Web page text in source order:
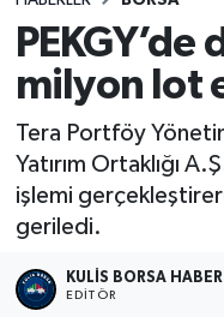
PEKGY’de
milyon lot
Tera Portföy
Yatırım Ortaklığı
işlemi
geriledi.
KULIS BORSA HABER
EDITÖR
Kulis Haber
Halka Arzlar
Ekonomi
Süper Lig Puan
Tüm Manşetler
Son Dakika